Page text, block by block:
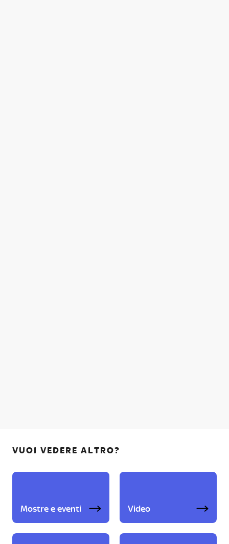
VUOI VEDERE ALTRO?
Mostre e eventi Video